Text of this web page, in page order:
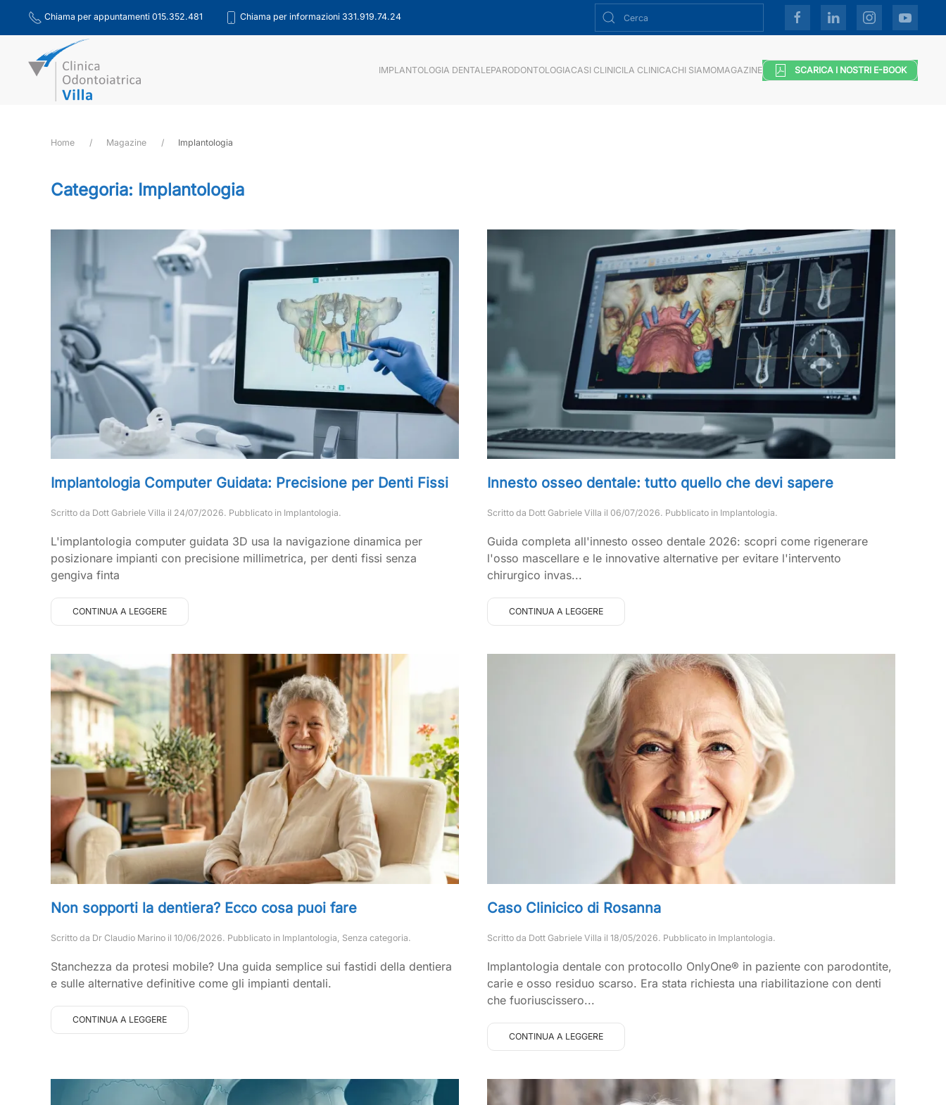
Skip to main content
Chiama per appuntamenti 015.352.481 Chiama per informazioni 331.919.74.24
IMPLANTOLOGIA DENTALEPARODONTOLOGIACASI CLINICILA CLINICACHI SIAMOMAGAZINE SCARICA I NOSTRI E-BOOK
Home Magazine Implantologia
Categoria: Implantologia
Implantologia Computer Guidata: Precisione per Denti Fissi
Scritto da Dott Gabriele Villa il 24/07/2026. Pubblicato in Implantologia.
L'implantologia computer guidata 3D usa la navigazione dinamica per
posizionare impianti con precisione millimetrica, per denti fissi senza
gengiva finta
CONTINUA A LEGGERE
Innesto osseo dentale: tutto quello che devi sapere
Scritto da Dott Gabriele Villa il 06/07/2026. Pubblicato in Implantologia.
Guida completa all'innesto osseo dentale 2026: scopri come rigenerare
l'osso mascellare e le innovative alternative per evitare l'intervento
chirurgico invas...
CONTINUA A LEGGERE
Non sopporti la dentiera? Ecco cosa puoi fare
Scritto da Dr Claudio Marino il 10/06/2026. Pubblicato in Implantologia Senza categoria.
Stanchezza da protesi mobile? Una guida semplice sui fastidi della dentiera
e sulle alternative definitive come gli impianti dentali.
CONTINUA A LEGGERE
Caso Clinicico di Rosanna
Scritto da Dott Gabriele Villa il 18/05/2026. Pubblicato in Implantologia.
Implantologia dentale con protocollo OnlyOne® in paziente con parodontite,
carie e osso residuo scarso. Era stata richiesta una riabilitazione con denti
che fuoriuscissero...
CONTINUA A LEGGERE